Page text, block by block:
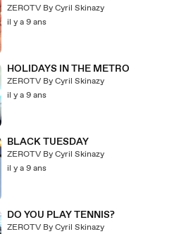
ZEROTV By Cyril Skinazy
il y a 9 ans
HOLIDAYS IN THE METRO
ZEROTV By Cyril Skinazy
il y a 9 ans
BLACK TUESDAY
ZEROTV By Cyril Skinazy
il y a 9 ans
DO YOU PLAY TENNIS?
ZEROTV By Cyril Skinazy